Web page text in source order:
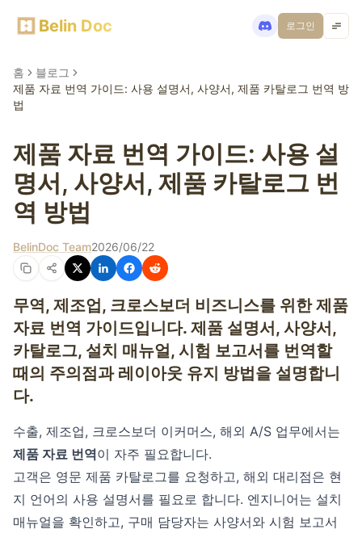
Belin Doc 로그인
홈
블로그
제품 자료 번역 가이드: 사용 설명서, 사양서, 제품 카탈로그 번역 방
법
제품 자료 번역 가이드: 사용 설
명서, 사양서, 제품 카탈로그 번
역 방법
BelinDoc Team2026/06/22
무역, 제조업, 크로스보더 비즈니스를 위한 제품
자료 번역 가이드입니다. 제품 설명서, 사양서,
카탈로그, 설치 매뉴얼, 시험 보고서를 번역할
때의 주의점과 레이아웃 유지 방법을 설명합니
다.
수출, 제조업, 크로스보더 이커머스, 해외 A/S 업무에서는
제품 자료 번역이 자주 필요합니다.
고객은 영문 제품 카탈로그를 요청하고, 해외 대리점은 현
지 언어의 사용 설명서를 필요로 합니다. 엔지니어는 설치
매뉴얼을 확인하고, 구매 담당자는 사양서와 시험 보고서